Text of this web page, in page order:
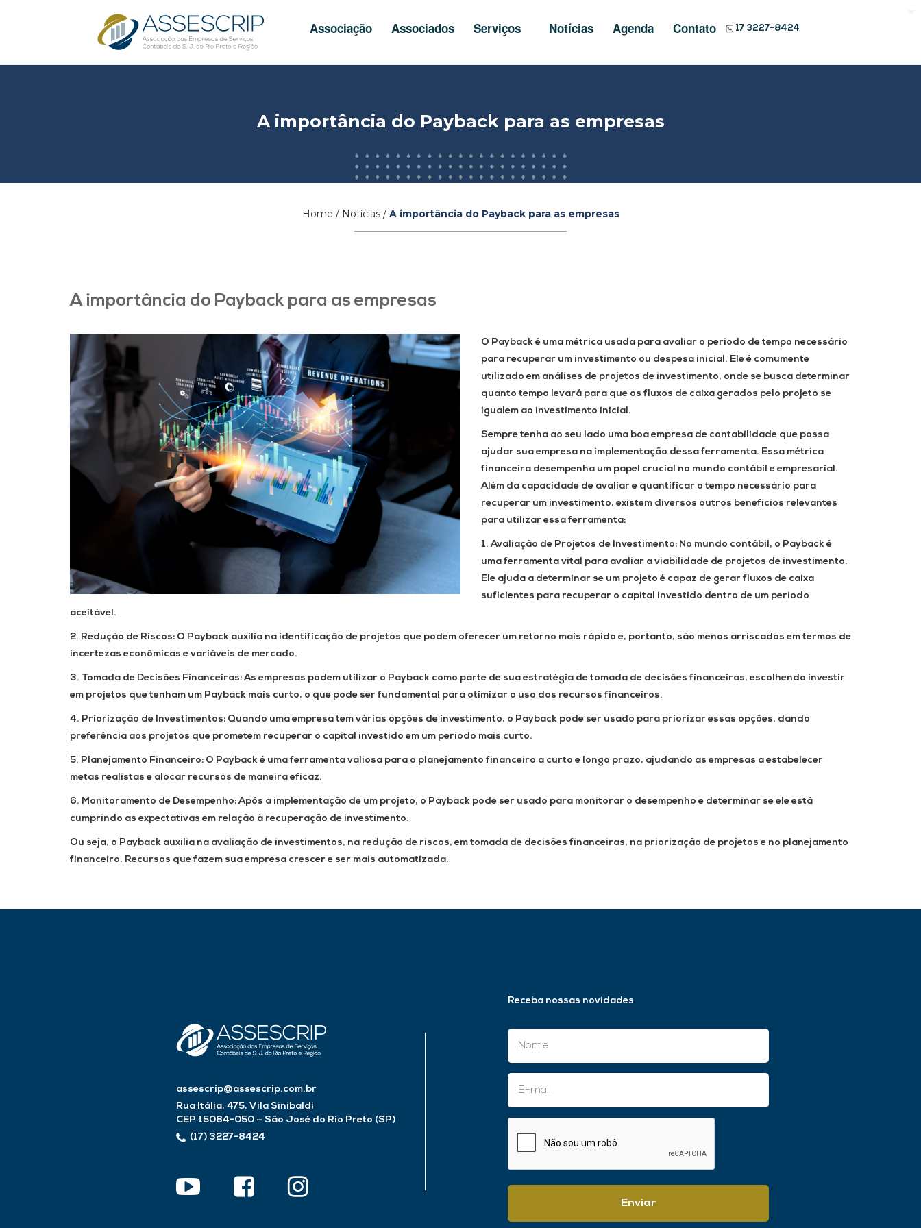
Associação Associados Serviços Notícias Agenda Contato 17 3227-8424
A importância do Payback para as empresas
Home / Notícias / A importância do Payback para as empresas
A importância do Payback para as empresas
O Payback é uma métrica usada para avaliar o período de tempo necessário
para recuperar um investimento ou despesa inicial. Ele é comumente
utilizado em análises de projetos de investimento, onde se busca determinar
quanto tempo levará para que os fluxos de caixa gerados pelo projeto se
igualem ao investimento inicial.
Sempre tenha ao seu lado uma boa empresa de contabilidade que possa
ajudar sua empresa na implementação dessa ferramenta. Essa métrica
financeira desempenha um papel crucial no mundo contábil e empresarial.
Além da capacidade de avaliar e quantificar o tempo necessário para
recuperar um investimento, existem diversos outros benefícios relevantes
para utilizar essa ferramenta:
1. Avaliação de Projetos de Investimento: No mundo contábil, o Payback é
uma ferramenta vital para avaliar a viabilidade de projetos de investimento.
Ele ajuda a determinar se um projeto é capaz de gerar fluxos de caixa
suficientes para recuperar o capital investido dentro de um período
aceitável.
2. Redução de Riscos: O Payback auxilia na identificação de projetos que podem oferecer um retorno mais rápido e, portanto, são menos arriscados em termos de
incertezas econômicas e variáveis ​​de mercado.
3. Tomada de Decisões Financeiras:As empresas podem utilizar o Payback como parte de sua estratégia de tomada de decisões financeiras, escolhendo investir
em projetos que tenham um Payback mais curto, o que pode ser fundamental para otimizar o uso dos recursos financeiros.
4. Priorização de Investimentos: Quando uma empresa tem várias opções de investimento, o Payback pode ser usado para priorizar essas opções, dando
preferência aos projetos que prometem recuperar o capital investido em um período mais curto.
5. Planejamento Financeiro: O Payback é uma ferramenta valiosa para o planejamento financeiro a curto e longo prazo, ajudando as empresas a estabelecer
metas realistas e alocar recursos de maneira eficaz.
6. Monitoramento de Desempenho:Após a implementação de um projeto, o Payback pode ser usado para monitorar o desempenho e determinar se ele está
cumprindo as expectativas em relação à recuperação de investimento.
Ou seja, o Payback auxilia na avaliação de investimentos, na redução de riscos, em tomada de decisões financeiras, na priorização de projetos e no planejamento
financeiro. Recursos que fazem sua empresa crescer e ser mais automatizada.
assescrip@assescrip.com.br
Rua Itália, 475, Vila Sinibaldi
CEP 15084-050 – São José do Rio Preto (SP)
(17) 3227-8424
Receba nossas novidades
Enviar